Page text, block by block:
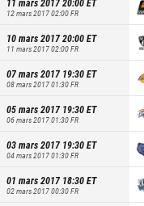
12 mars 2017 02:00FR
10 mars 2017 20:00ET
11 mars 2017 02:00FR
07 mars 2017 19:30ET
08 mars 2017 01:30FR
05 mars 2017 19:30ET
06 mars 2017 01:30FR
03 mars 2017 19:30ET
04 mars 2017 01:30FR
01 mars 2017 18:30ET
02 mars 2017 00:30FR